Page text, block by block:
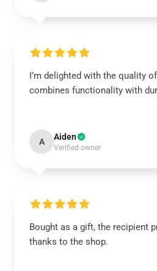
I’m delighted with the quality
combines functionality with
A Aiden
Verified owner
Bought as a gift, the recipient
thanks to the shop.